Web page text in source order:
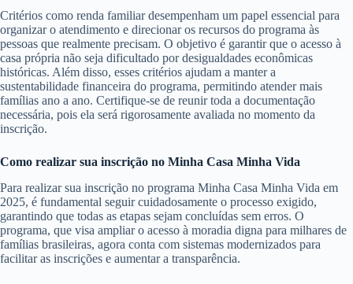
Critérios como renda familiar desempenham um papel essencial para
organizar o atendimento e direcionar os recursos do programa às
pessoas que realmente precisam. O objetivo é garantir que o acesso à
casa própria não seja dificultado por desigualdades econômicas
históricas. Além disso, esses critérios ajudam a manter a
sustentabilidade financeira do programa, permitindo atender mais
famílias ano a ano. Certifique-se de reunir toda a documentação
necessária, pois ela será rigorosamente avaliada no momento da
inscrição.
Como realizar sua inscrição no Minha Casa Minha Vida
Para realizar sua inscrição no programa Minha Casa Minha Vida em
2025, é fundamental seguir cuidadosamente o processo exigido,
garantindo que todas as etapas sejam concluídas sem erros. O
programa, que visa ampliar o acesso à moradia digna para milhares de
famílias brasileiras, agora conta com sistemas modernizados para
facilitar as inscrições e aumentar a transparência.